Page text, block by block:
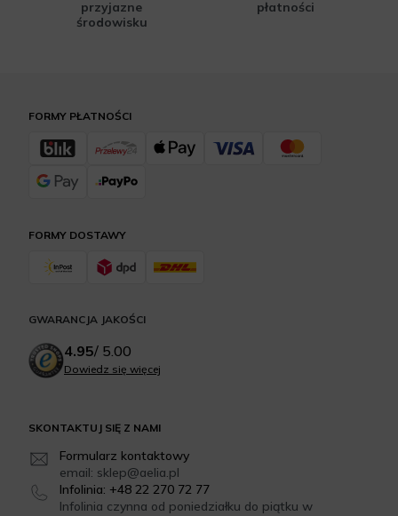
przyjazne
środowisku
płatności
SKONTAKTUJ SIĘ Z NAMI
Formularz kontaktowy
email: sklep@aelia.pl
Infolinia: +48 22 270 72 77
Infolinia czynna od poniedziałku do piątku w
FORMY DOSTAWY
FORMY PŁATNOŚCI
GWARANCJA JAKOŚCI
4.95/ 5.00
Dowiedz się więcej